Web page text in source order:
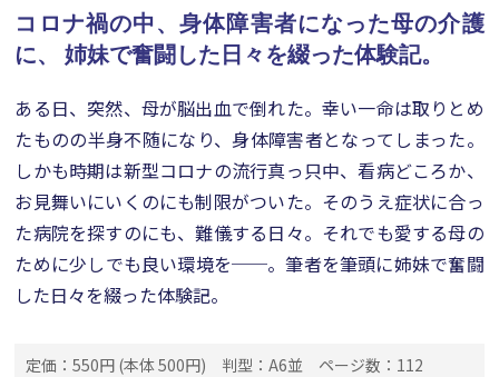
コロナ禍の中、身体障害者になった母の介護
に、
姉妹で奮闘した日々を綴った体験記。
ある日、突然、母が脳出血で倒れた。幸い一命は取りとめ
たものの半身不随になり、身体障害者となってしまった。
しかも時期は新型コロナの流行真っ只中、看病どころか、
お見舞いにいくのにも制限がついた。そのうえ症状に合っ
た病院を探すのにも、難儀する日々。それでも愛する母の
ために少しでも良い環境を──。筆者を筆頭に姉妹で奮闘
した日々を綴った体験記。
定価：550円 (本体 500円) 判型：A6並
ページ数：112